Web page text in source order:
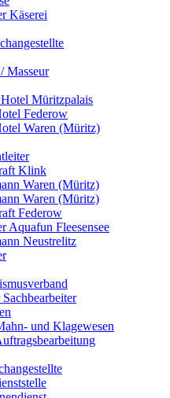
Käserei
Masseur
Müritzpalais
Federow
Waren (Müritz)
Klink
Waren (Müritz)
Waren (Müritz)
Federow
Aquafun Fleesensee
Neustrelitz
und Klagewesen